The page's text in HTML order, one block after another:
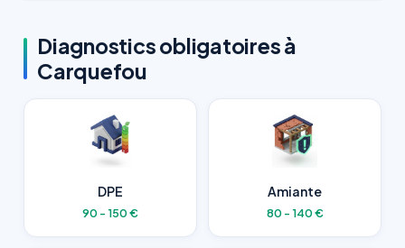
Diagnostics obligatoires à
Carquefou
DPE
90 - 150 €
Amiante
80 - 140 €